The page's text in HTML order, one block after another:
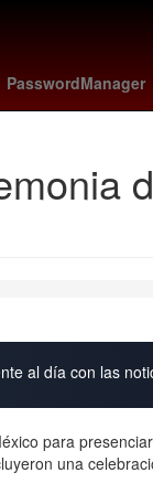
PasswordManager
The Addams Family
al día con las
para
una